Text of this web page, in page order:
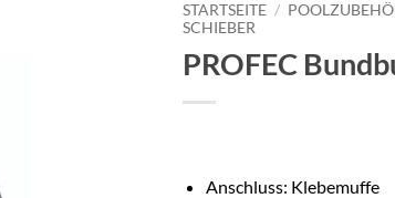
STARTSEITE /
SCHIEBER
PROFEC
Anschluss: Klebemuffe